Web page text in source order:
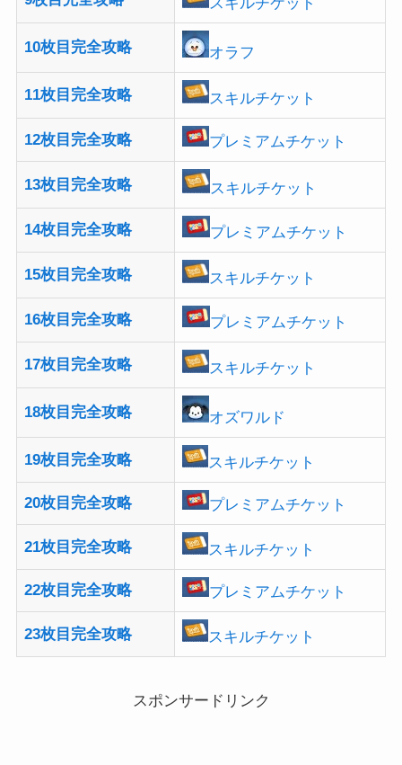
10枚目完全攻略 オラフ
11枚目完全攻略 スキルチケット
12枚目完全攻略 プレミアムチケット
13枚目完全攻略 スキルチケット
14枚目完全攻略 プレミアムチケット
15枚目完全攻略 スキルチケット
16枚目完全攻略 プレミアムチケット
17枚目完全攻略 スキルチケット
18枚目完全攻略 オズワルド
19枚目完全攻略 スキルチケット
20枚目完全攻略 プレミアムチケット
21枚目完全攻略 スキルチケット
22枚目完全攻略 プレミアムチケット
23枚目完全攻略 スキルチケット
スポンサードリンク